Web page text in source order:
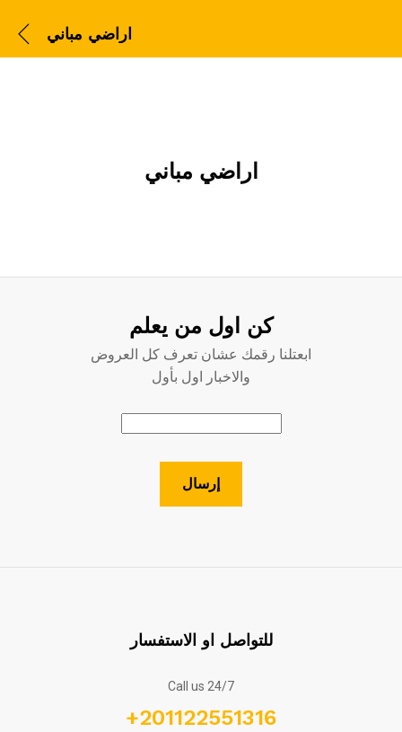
اراضي مباني
اراضي مباني
كن اول من يعلم
ابعتلنا رقمك عشان تعرف كل العروض
والاخبار اول بأول
للتواصل او الاستفسار
Call us 24/7
+201122551316